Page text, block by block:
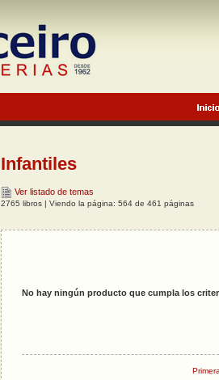
Infantiles
Ver listado de temas
2765 libros | Viendo la página: 564 de 461 páginas
No hay ningún producto que cumpla los